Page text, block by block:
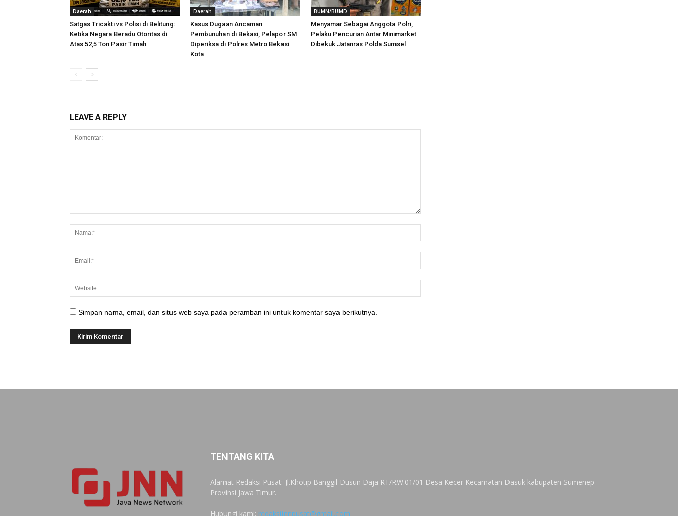
Daerah
Satgas Tricakti vs Polisi di Belitung:
Ketika Negara Beradu Otoritas di
Atas 52,5 Ton Pasir Timah
Daerah
Kasus Dugaan Ancaman
Pembunuhan di Bekasi, Pelapor SM
Diperiksa di Polres Metro Bekasi
Kota
BUMN/BUMD
Menyamar Sebagai Anggota Polri,
Pelaku Pencurian Antar Minimarket
Dibekuk Jatanras Polda Sumsel
LEAVE A REPLY
Simpan nama, email, dan situs web saya pada peramban ini untuk komentar saya berikutnya.
TENTANG KITA
Alamat Redaksi Pusat: Jl.Khotip Banggil Dusun Daja RT/RW.01/01 Desa Kecer Kecamatan Dasuk kabupaten Sumenep
Provinsi Jawa Timur.
Hubungi kami: redaksijnnpusat@gmail.com